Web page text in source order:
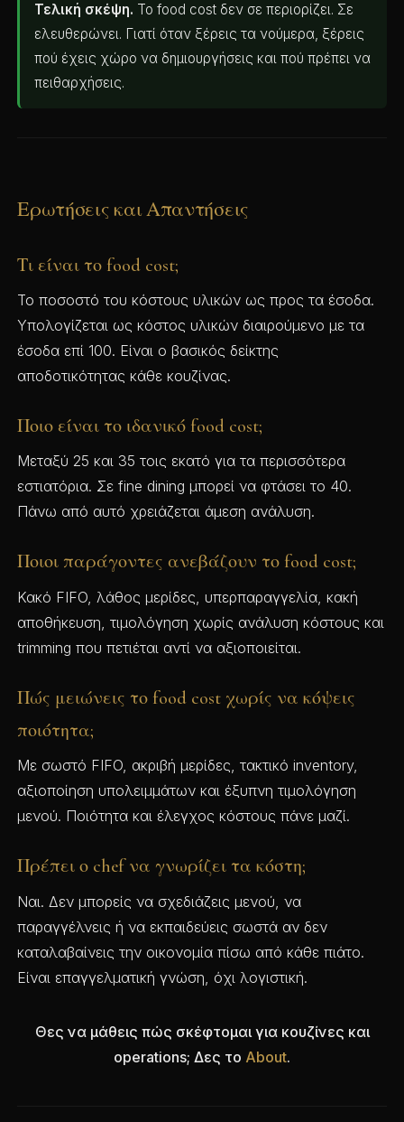
Τελική σκέψη. Το food cost δεν σε περιορίζει. Σε
ελευθερώνει. Γιατί όταν ξέρεις τα νούμερα, ξέρεις
πού έχεις χώρο να δημιουργήσεις και πού πρέπει να
πειθαρχήσεις.
Ερωτήσεις και Απαντήσεις
Τι είναι το food cost;
Το ποσοστό του κόστους υλικών ως προς τα έσοδα.
Υπολογίζεται ως κόστος υλικών διαιρούμενο με τα
έσοδα επί 100. Είναι ο βασικός δείκτης
αποδοτικότητας κάθε κουζίνας.
Ποιο είναι το ιδανικό food cost;
Μεταξύ 25 και 35 τοις εκατό για τα περισσότερα
εστιατόρια. Σε fine dining μπορεί να φτάσει το 40.
Πάνω από αυτό χρειάζεται άμεση ανάλυση.
Ποιοι παράγοντες ανεβάζουν το food cost;
Κακό FIFO, λάθος μερίδες, υπερπαραγγελία, κακή
αποθήκευση, τιμολόγηση χωρίς ανάλυση κόστους και
trimming που πετιέται αντί να αξιοποιείται.
Πώς μειώνεις το food cost χωρίς να κόψεις
ποιότητα;
Με σωστό FIFO, ακριβή μερίδες, τακτικό inventory,
αξιοποίηση υπολειμμάτων και έξυπνη τιμολόγηση
μενού. Ποιότητα και έλεγχος κόστους πάνε μαζί.
Πρέπει ο chef να γνωρίζει τα κόστη;
Ναι. Δεν μπορείς να σχεδιάζεις μενού, να
παραγγέλνεις ή να εκπαιδεύεις σωστά αν δεν
καταλαβαίνεις την οικονομία πίσω από κάθε πιάτο.
Είναι επαγγελματική γνώση, όχι λογιστική.
Θες να μάθεις πώς σκέφτομαι για κουζίνες και
operations; Δες το About.